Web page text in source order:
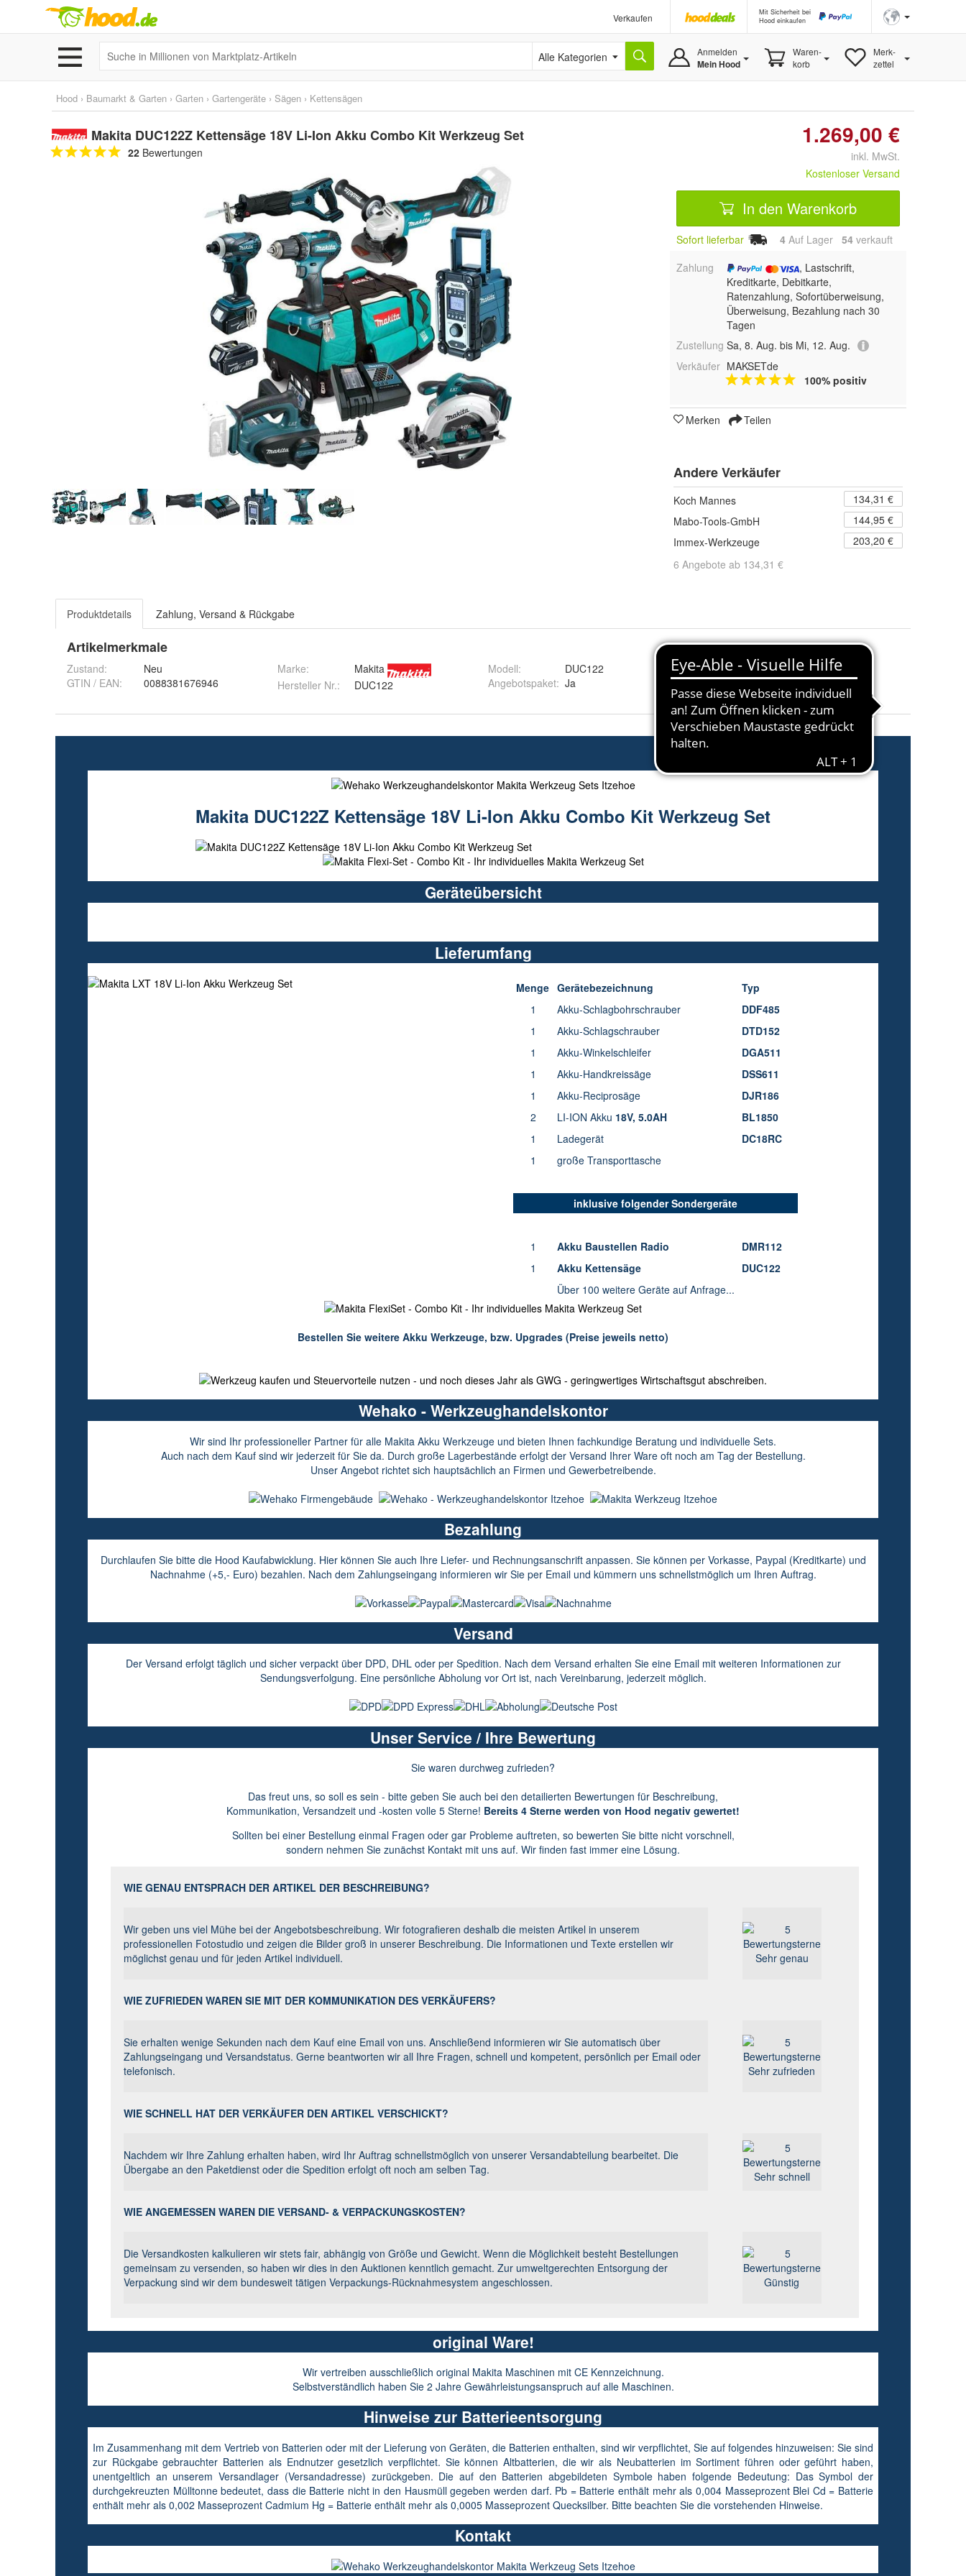
Verkaufen
Mit Sicherheit bei
Hood einkaufen
Alle Kategorien Anmelden
Mein Hood
Waren-
korb
Merk-
zettel
Hood › Baumarkt & Garten › Garten › Gartengeräte › Sägen › Kettensägen
Makita DUC122Z Kettensäge 18V Li-Ion Akku Combo Kit Werkzeug Set
22 Bewertungen
1.269,00 €
inkl. MwSt.
Kostenloser Versand
In den Warenkorb
Sofort lieferbar 4 Auf Lager 54 verkauft
Zahlung
, Lastschrift,
Kreditkarte, Debitkarte,
Ratenzahlung, Sofortüberweisung,
Überweisung, Bezahlung nach 30
Tagen
Zustellung Sa, 8. Aug. bis Mi, 12. Aug.
Verkäufer MAKSETde
100% positiv
Merken Teilen
Andere Verkäufer
Koch Mannes
134,31 €
Mabo-Tools-GmbH
144,95 €
Immex-Werkzeuge
203,20 €
6 Angebote ab 134,31 €
Produktdetails Zahlung, Versand & Rückgabe
Artikelmerkmale
Zustand:
Neu
GTIN / EAN:
0088381676946
Marke:
Makita
Hersteller Nr.:
DUC122
Modell:
DUC122
Angebotspaket: Ja
Antrieb:
Akkuantrieb
Produktlinie: LXT